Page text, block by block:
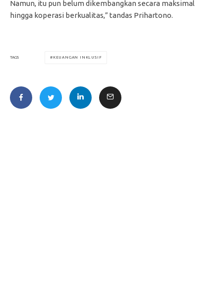
Namun, itu pun belum dikembangkan secara maksimal
hingga koperasi berkualitas,” tandas Prihartono.
TAGS KEUANGAN INKLUSIF